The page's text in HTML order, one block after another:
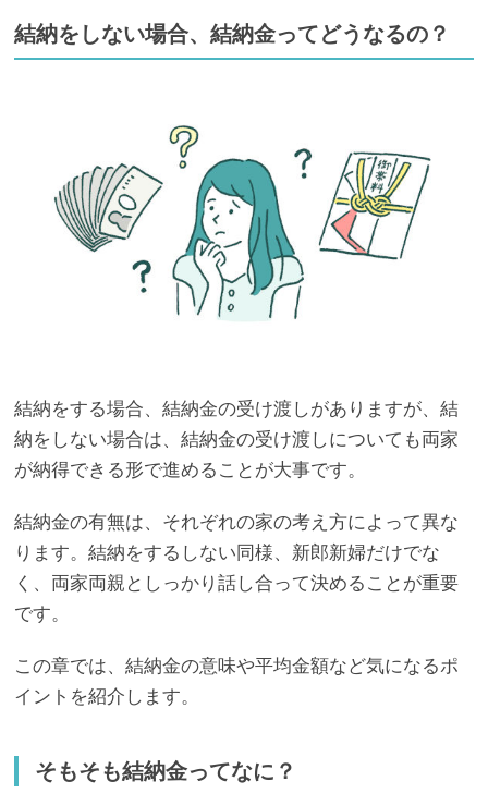
結納をしない場合、結納金ってどうなるの？
結納をする場合、結納金の受け渡しがありますが、結
納をしない場合は、結納金の受け渡しについても両家
が納得できる形で進めることが大事です。
結納金の有無は、それぞれの家の考え方によって異な
ります。結納をするしない同様、新郎新婦だけでな
く、両家両親としっかり話し合って決めることが重要
です。
この章では、結納金の意味や平均金額など気になるポ
イントを紹介します。
そもそも結納金ってなに？